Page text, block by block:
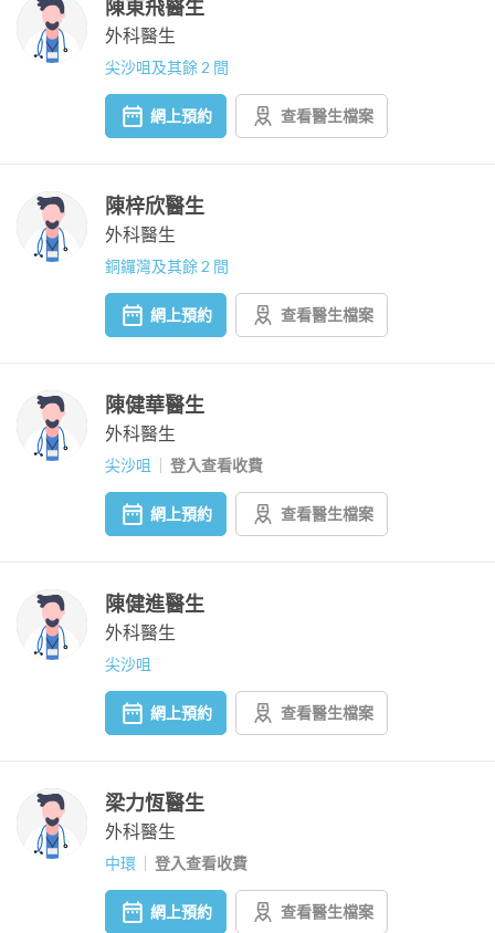
陳東飛醫生
外科醫生
尖沙咀及其餘 2 間
網上預約 查看醫生檔案
陳梓欣醫生
外科醫生
銅鑼灣及其餘 2 間
網上預約 查看醫生檔案
陳健華醫生
外科醫生
尖沙咀 登入查看收費
網上預約 查看醫生檔案
陳健進醫生
外科醫生
尖沙咀
網上預約 查看醫生檔案
梁力恆醫生
外科醫生
中環 登入查看收費
網上預約 查看醫生檔案